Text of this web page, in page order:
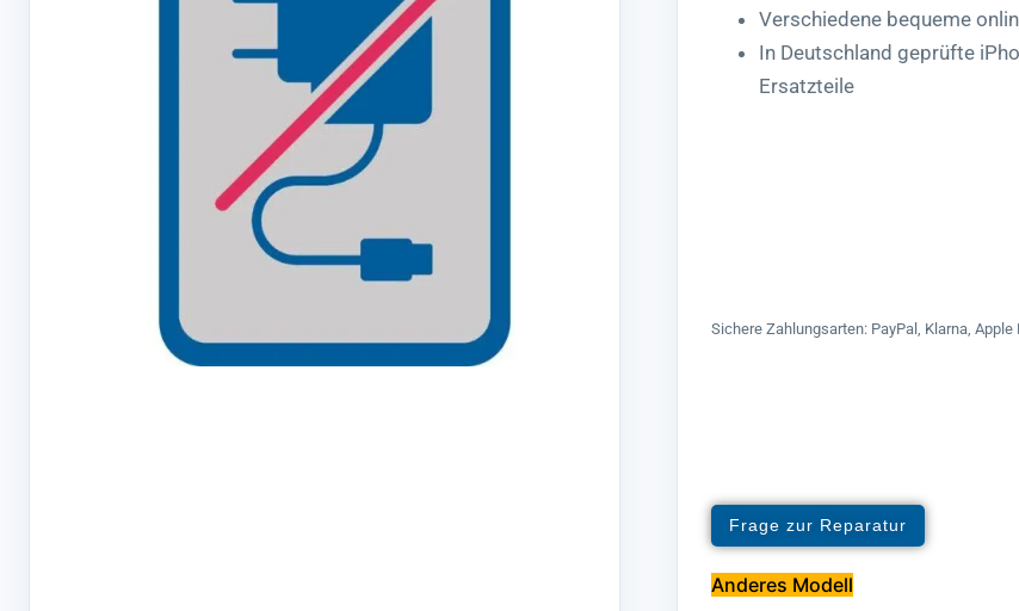
Verschiedene bequeme
In Deutschland geprüfte
Ersatzteile
Sichere Zahlungsarten: PayPal, Klarna, Apple
Frage zur Reparatur
Anderes Modell